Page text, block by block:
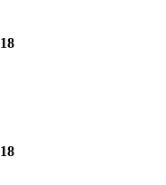
18
18